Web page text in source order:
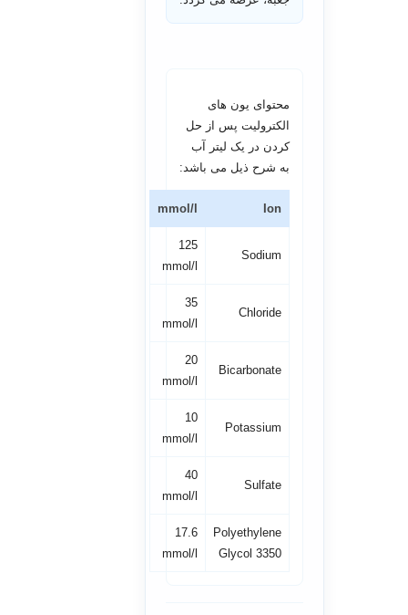
محتوای یون های
الکترولیت پس از حل
کردن در یک لیتر آب
به شرح ذیل می باشد:
Ion
mmol/l
Sodium
125
mmol/l
Chloride
35
mmol/l
Bicarbonate
20
mmol/l
Potassium
10
mmol/l
Sulfate
40
mmol/l
Polyethylene
Glycol 3350
17.6
mmol/l